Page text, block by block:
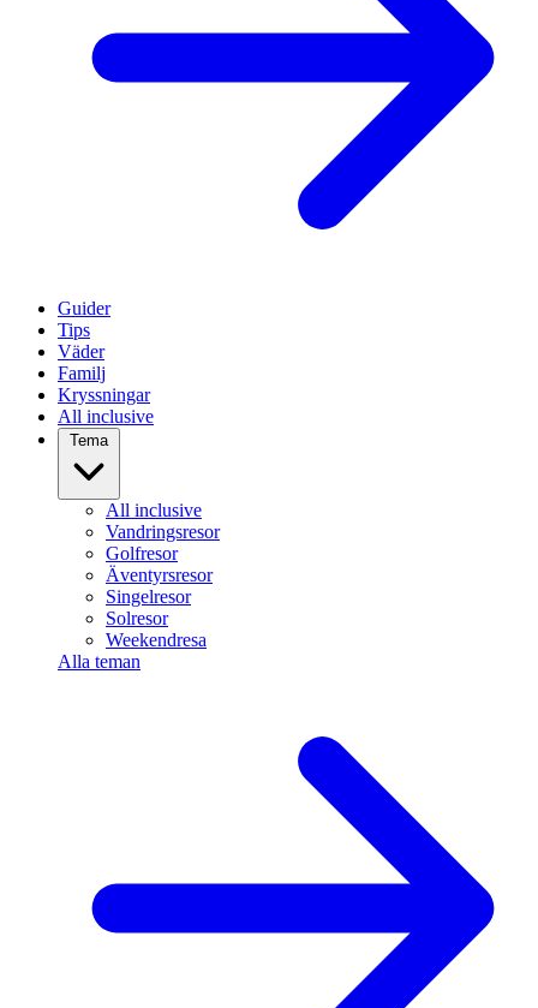
Guider
Tips
Väder
Familj
Kryssningar
All inclusive
Tema
All inclusive
Vandringsresor
Golfresor
Äventyrsresor
Singelresor
Solresor
Weekendresa
Alla teman